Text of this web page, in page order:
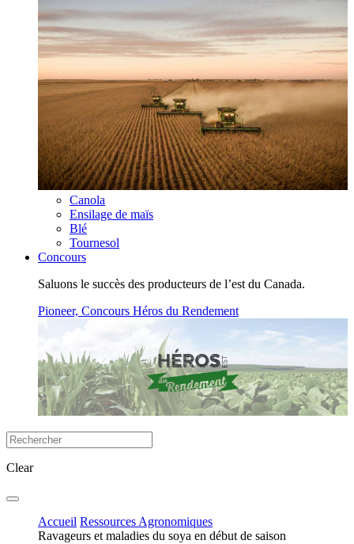
Canola
Ensilage de maïs
Blé
Tournesol
Concours
Saluons le succès des producteurs de l’est du Canada.
Pioneer, Concours Héros du Rendement
Clear
Accueil Ressources Agronomiques
Ravageurs et maladies du soya en début de saison